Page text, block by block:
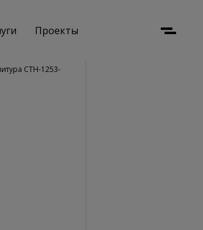
Проекты Menu
СТН-1253-